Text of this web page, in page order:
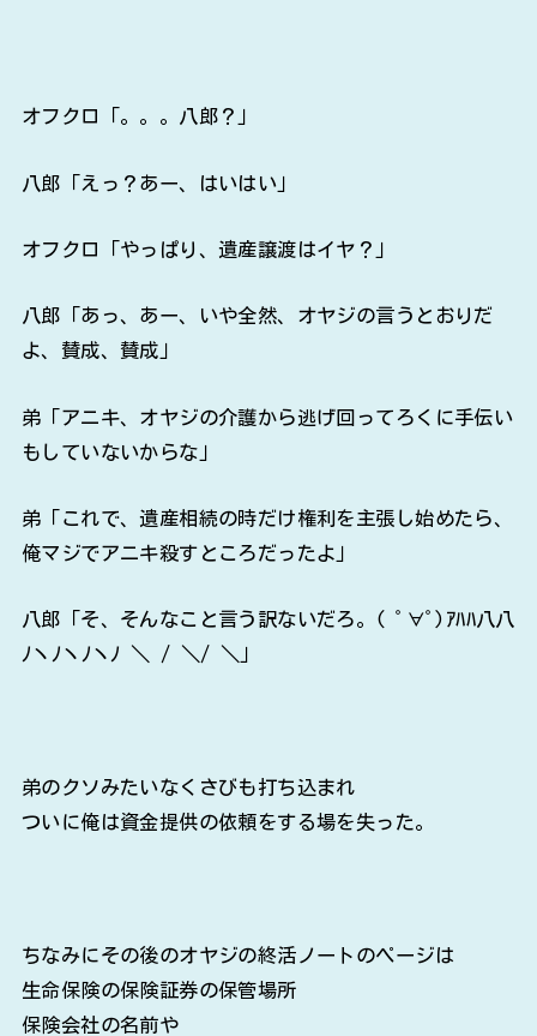
オフクロ「。。。八郎？」
八郎「えっ？あー、はいはい」
オフクロ「やっぱり、遺産譲渡はイヤ？」
八郎「あっ、あー、いや全然、オヤジの言うとおりだ
よ、賛成、賛成」
弟「アニキ、オヤジの介護から逃げ回ってろくに手伝い
もしていないからな」
弟「これで、遺産相続の時だけ権利を主張し始めたら、
俺マジでアニキ殺すところだったよ」
八郎「そ、そんなこと言う訳ないだろ。( ﾟ∀ﾟ)ｱﾊﾊ八八
ﾉヽﾉヽﾉヽﾉ ＼ / ＼/ ＼」
弟のクソみたいなくさびも打ち込まれ
ついに俺は資金提供の依頼をする場を失った。
ちなみにその後のオヤジの終活ノートのページは
生命保険の保険証券の保管場所
保険会社の名前や